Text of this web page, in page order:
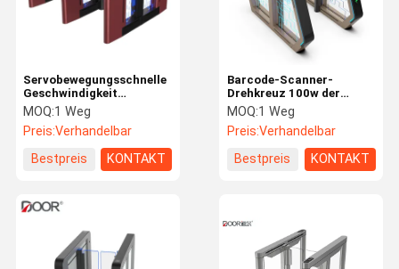
Barcode-Scanner-
Drehkreuz 100w der
Taillen-Höhen-RS485
SUS304
MOQ:1 Weg
Preis:Verhandelbar
Bestpreis
KONTAKT
Servobewegungsschnelle
Geschwindigkeit
Zugriffskontrollautomatische
Drehkreuztore
MOQ:1 Weg
Preis:Verhandelbar
Bestpreis
KONTAKT